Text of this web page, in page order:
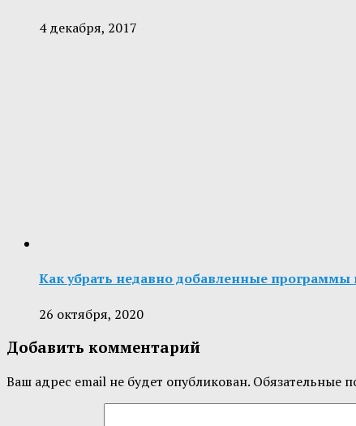
4 декабря, 2017
Как убрать недавно добавленные
26 октября, 2020
Добавить комментарий
Ваш адрес email не будет опубликован. Обязательные